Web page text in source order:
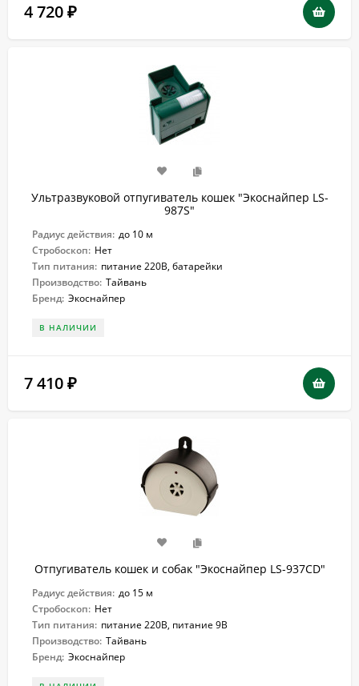
4 720 ₽
Ультразвуковой отпугиватель кошек "Экоснайпер LS-
987S"
Радиус действия: до 10 м
Стробоскоп: Нет
Тип питания: питание 220В, батарейки
Производство: Тайвань
Бренд: Экоснайпер
В НАЛИЧИИ
7 410 ₽
Отпугиватель кошек и собак "Экоснайпер LS-937CD"
Радиус действия: до 15 м
Стробоскоп: Нет
Тип питания: питание 220В, питание 9В
Производство: Тайвань
Бренд: Экоснайпер